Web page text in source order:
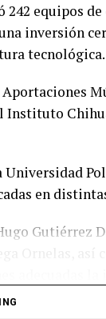
242 equipos
inversión
tecnológica.
Instituto
en
Gutiérrez